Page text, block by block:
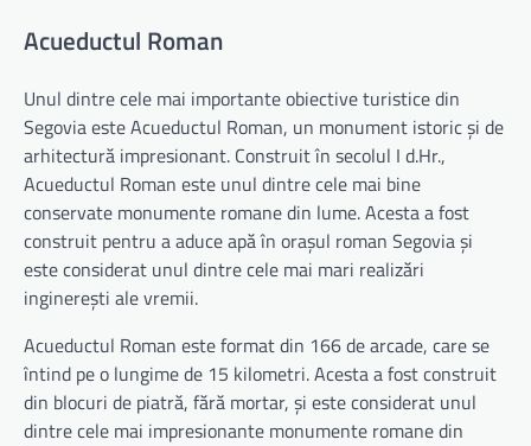
Acueductul Roman
Unul dintre cele mai importante obiective turistice din
Segovia este Acueductul Roman, un monument istoric și de
arhitectură impresionant. Construit în secolul I d.Hr.,
Acueductul Roman este unul dintre cele mai bine
conservate monumente romane din lume. Acesta a fost
construit pentru a aduce apă în orașul roman Segovia și
este considerat unul dintre cele mai mari realizări
inginerești ale vremii.
Acueductul Roman este format din 166 de arcade, care se
întind pe o lungime de 15 kilometri. Acesta a fost construit
din blocuri de piatră, fără mortar, și este considerat unul
dintre cele mai impresionante monumente romane din